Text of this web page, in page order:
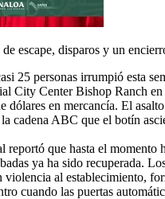
escape, disparos y un
25 personas irrumpió esta
City Center Bishop Ranch
dólares en mercancía. El
cadena ABC que el botín
reportó que hasta el momento
ya ha sido recuperada.
violencia al establecimiento,
cuando las puertas